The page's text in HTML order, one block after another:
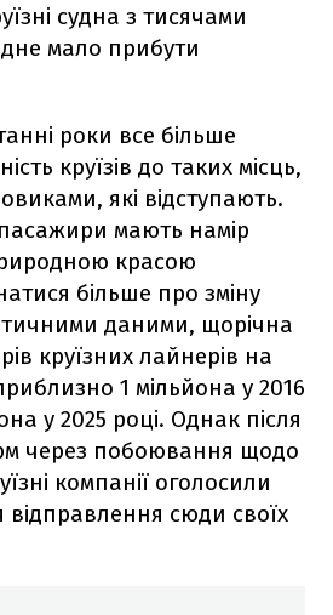
судна з тисячами
мало прибути
роки все більше
круїзів до таких місць,
які відступають.
пасажири мають намір
красою
більше про зміну
даними, щорічна
круїзних лайнерів на
1 мільйона у 2016
у 2025 році. Однак після
через побоювання щодо
компанії оголосили
сюди своїх